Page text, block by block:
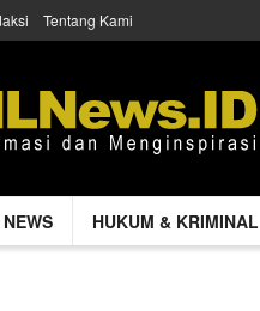
Tentang Kami
NEWS HUKUM & KRIMINAL